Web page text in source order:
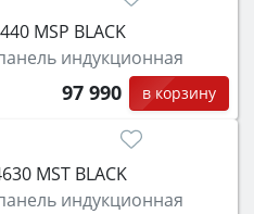
MSP BLACK
индукционная
97 990 в корзину
MST BLACK
индукционная